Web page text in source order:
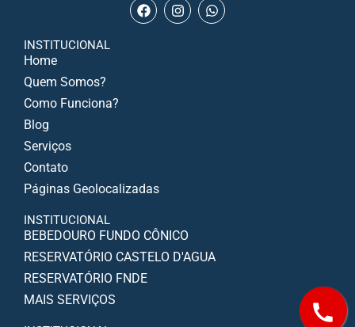
INSTITUCIONAL
Home
Quem Somos?
Como Funciona?
Blog
Serviços
Contato
Páginas Geolocalizadas
INSTITUCIONAL
BEBEDOURO FUNDO CÔNICO
RESERVATÓRIO CASTELO D'AGUA
RESERVATÓRIO FNDE
MAIS SERVIÇOS